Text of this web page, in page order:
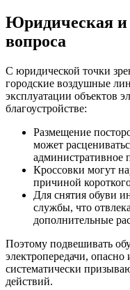
Юридическая и
вопроса
С юридической точки
городские воздушные
эксплуатации объектов
благоустройстве:
Размещение
может
административное
Кроссовки могут
причиной
Для снятия обуви
службы, что
дополнительные
Поэтому подвешивать
электропередачи,
систематически
действий.